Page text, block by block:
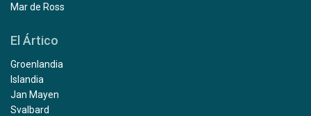
Mar de Ross
El Ártico
Groenlandia
Islandia
Jan Mayen
Svalbard